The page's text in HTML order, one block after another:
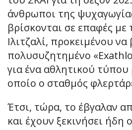
άνθρωποι της
βρίσκονται σε επαφές με
Ιλιτζαλί, προκειμένου
πολυσυζητημένο
για ένα αθλητικού τύπου
οποίο ο σταθμός
Έτσι, τώρα, το έβγαλαν
και έχουν ξεκινήσει ήδη